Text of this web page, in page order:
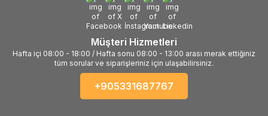
Müşteri Hizmetleri
Hafta içi 08:00 - 18:00 / Hafta sonu 08:00 - 13:00 arası merak ettiğiniz
tüm sorular ve siparişleriniz için ulaşabilirsiniz.
+905331687767